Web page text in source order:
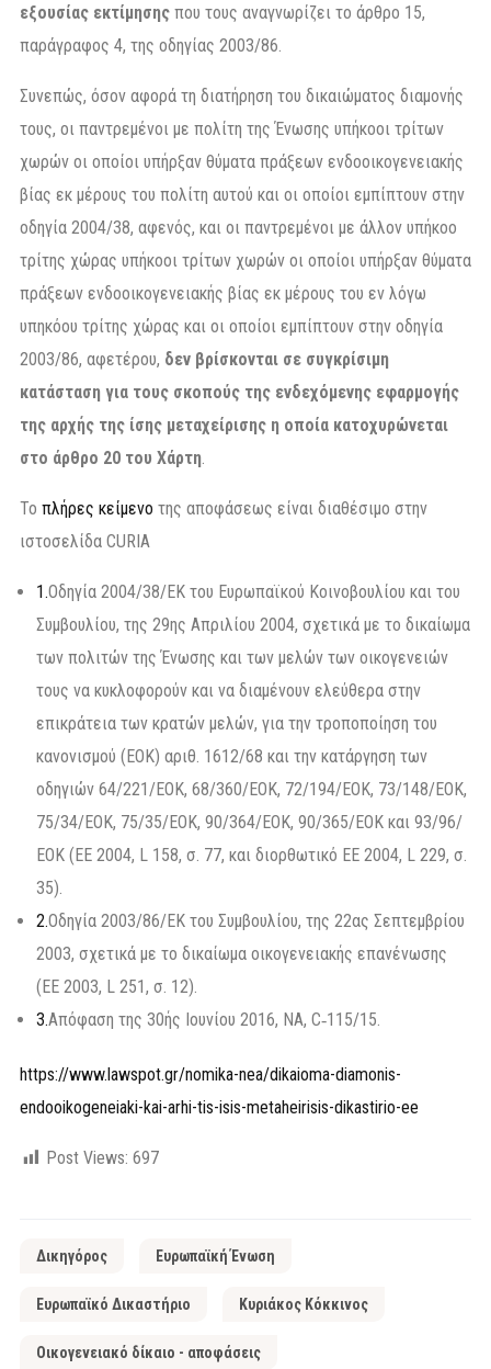
εξουσίας εκτίμησης που τους αναγνωρίζει το άρθρο 15,
παράγραφος 4, της οδηγίας 2003/86.
Συνεπώς, όσον αφορά τη διατήρηση του δικαιώματος διαμονής
τους, οι παντρεμένοι με πολίτη της Ένωσης υπήκοοι τρίτων
χωρών οι οποίοι υπήρξαν θύματα πράξεων ενδοοικογενειακής
βίας εκ μέρους του πολίτη αυτού και οι οποίοι εμπίπτουν στην
οδηγία 2004/38, αφενός, και οι παντρεμένοι με άλλον υπήκοο
τρίτης χώρας υπήκοοι τρίτων χωρών οι οποίοι υπήρξαν θύματα
πράξεων ενδοοικογενειακής βίας εκ μέρους του εν λόγω
υπηκόου τρίτης χώρας και οι οποίοι εμπίπτουν στην οδηγία
2003/86, αφετέρου, δεν βρίσκονται σε συγκρίσιμη
κατάσταση για τους σκοπούς της ενδεχόμενης εφαρμογής
της αρχής της ίσης μεταχείρισης η οποία κατοχυρώνεται
στο άρθρο 20 του Χάρτη
Το πλήρες κείμενο της αποφάσεως είναι διαθέσιμο στην
ιστοσελίδα CURIA
1.Οδηγία 2004/38/ΕΚ του Ευρωπαϊκού Κοινοβουλίου και του
Συμβουλίου, της 29ης Απριλίου 2004, σχετικά με το δικαίωμα
των πολιτών της Ένωσης και των μελών των οικογενειών
τους να κυκλοφορούν και να διαμένουν ελεύθερα στην
επικράτεια των κρατών μελών, για την τροποποίηση του
κανονισμού (ΕΟΚ) αριθ. 1612/68 και την κατάργηση των
οδηγιών 64/221/ΕΟΚ, 68/360/ΕΟΚ, 72/194/ΕΟΚ, 73/148/ΕΟΚ,
75/34/ΕΟΚ, 75/35/ΕΟΚ, 90/364/ΕΟΚ, 90/365/ΕΟΚ και 93/96/
ΕΟΚ (ΕΕ 2004, L 158, σ. 77, και διορθωτικό ΕΕ 2004, L 229, σ.
35).
2.Οδηγία 2003/86/ΕΚ του Συμβουλίου, της 22ας Σεπτεμβρίου
2003, σχετικά με το δικαίωμα οικογενειακής επανένωσης
(ΕΕ 2003, L 251, σ. 12).
3.Απόφαση της 30ής Ιουνίου 2016, NA, C‑115/15.
https://www.lawspot.gr/nomika-nea/dikaioma-diamonis-
endooikogeneiaki-kai-arhi-tis-isis-metaheirisis-dikastirio-ee
Post Views: 697
Δικηγόρος Ευρωπαϊκή Ένωση
Ευρωπαϊκό Δικαστήριο Κυριάκος Κόκκινος
Οικογενειακό δίκαιο - αποφάσεις